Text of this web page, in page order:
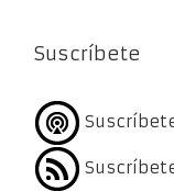
Suscríbete